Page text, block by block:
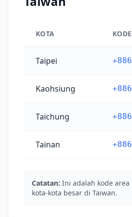
KOTA
Taipei
Kaohsiung
Taichung
Tainan
Catatan: Ini adalah kode
kota-kota besar di Taiwan.